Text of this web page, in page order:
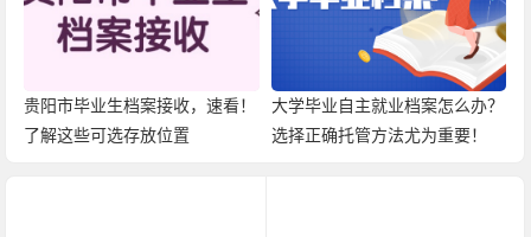
贵阳市毕业生档案接收，速看！
了解这些可选存放位置
大学毕业自主就业档案怎么办？
选择正确托管方法尤为重要！